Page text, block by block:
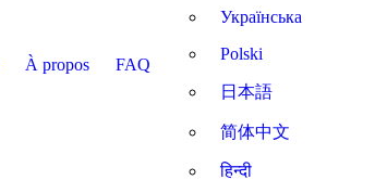
À propos FAQ
Українська
Polski
日本語
简体中文
हिन्दी